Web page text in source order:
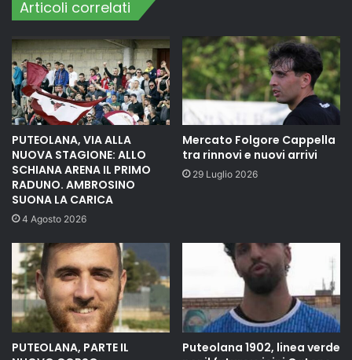
Articoli correlati
PUTEOLANA, VIA ALLA
NUOVA STAGIONE: ALLO
SCHIANA ARENA IL PRIMO
RADUNO. AMBROSINO
SUONA LA CARICA
4 Agosto 2026
Mercato Folgore Cappella
tra rinnovi e nuovi arrivi
29 Luglio 2026
PUTEOLANA, PARTE IL
Puteolana 1902, linea verde